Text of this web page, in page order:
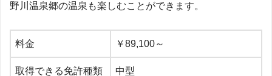
野川温泉郷の温泉も楽しむことができます。
料金 ￥89,100～
取得できる免許種類 中型